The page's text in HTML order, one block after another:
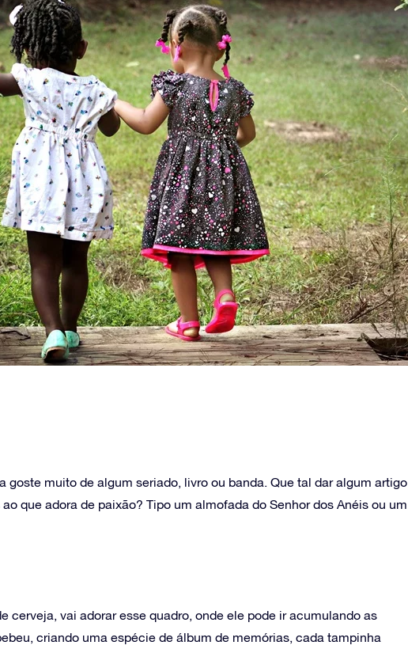
goste muito de algum seriado, livro ou banda. Que tal dar algum artigo
que adora de paixão? Tipo um almofada do Senhor dos Anéis ou um
cerveja, vai adorar esse quadro, onde ele pode ir acumulando as
criando uma espécie de álbum de memórias, cada tampinha